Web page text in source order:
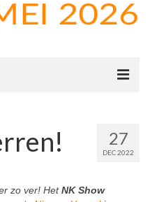
27
DEC 2022
zo ver! HetNK Show